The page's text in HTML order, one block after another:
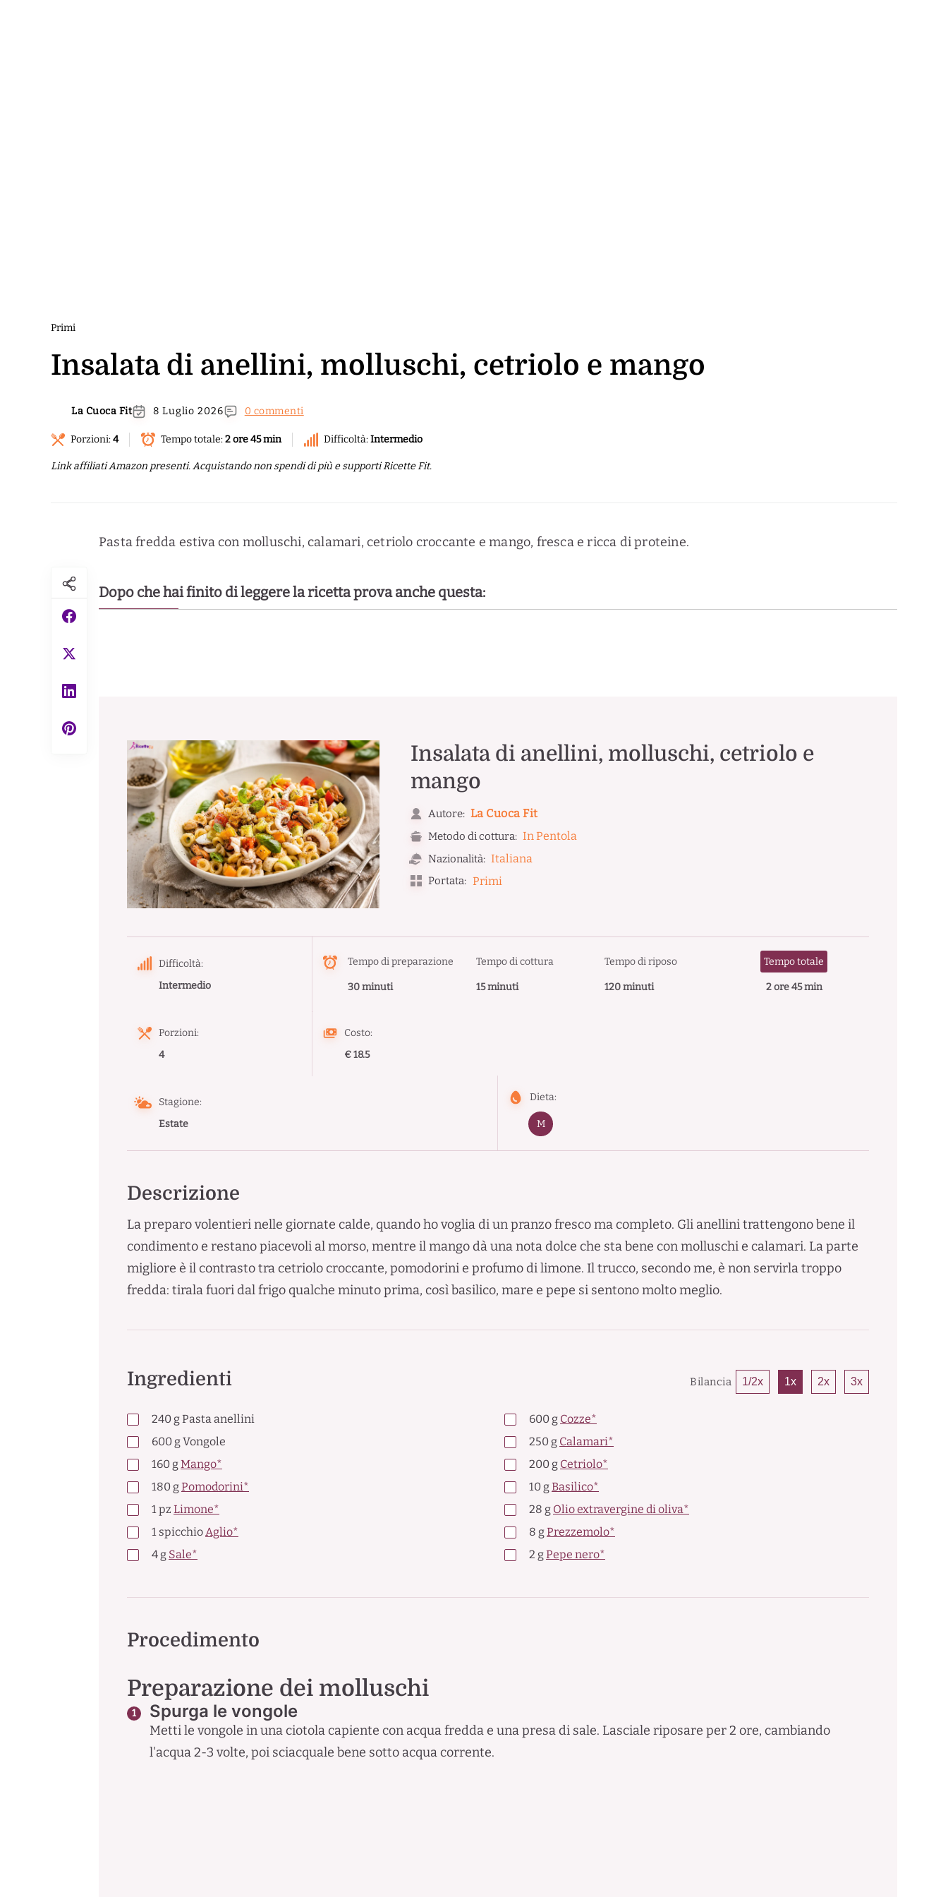
Primi
Insalata di anellini, molluschi, cetriolo e mango
La Cuoca Fit 8 Luglio 2026 0 commenti
Porzioni:4 Tempo totale:2 ore 45 min Difficoltà:Intermedio
Link affiliati Amazon presenti. Acquistando non spendi di più e supporti Ricette Fit.
Pasta fredda estiva con molluschi, calamari, cetriolo croccante e mango, fresca e ricca di proteine.
Dopo che hai finito di leggere la ricetta prova anche questa:
Insalata di anellini, molluschi, cetriolo e
mango
Autore: La Cuoca Fit
Metodo di cottura: In Pentola
Nazionalità: Italiana
Portata: Primi
Difficoltà:
Intermedio
Tempo di preparazione
30 minuti
Tempo di cottura
15 minuti
Tempo di riposo
120 minuti
Tempo totale
2 ore 45 min
Porzioni:
4
Costo:
€ 18.5
Stagione:
Estate
Dieta:
M
Descrizione
La preparo volentieri nelle giornate calde, quando ho voglia di un pranzo fresco ma completo. Gli anellini trattengono bene il
condimento e restano piacevoli al morso, mentre il mango dà una nota dolce che sta bene con molluschi e calamari. La parte
migliore è il contrasto tra cetriolo croccante, pomodorini e profumo di limone. Il trucco, secondo me, è non servirla troppo
fredda: tirala fuori dal frigo qualche minuto prima, così basilico, mare e pepe si sentono molto meglio.
Ingredienti Bilancia 1/2x 1x 2x 3x
240 gPasta anellini 600 g Cozze*
600 gVongole 250 g Calamari*
160 gMango* 200 g Cetriolo*
180 gPomodorini* 10 gBasilico*
1pz Limone* 28 g Olio extravergine di oliva*
1 spicchioAglio* 8 gPrezzemolo*
4 g Sale* 2 gPepe nero*
Procedimento
Preparazione dei molluschi
Spurga le vongole
Metti le vongole in una ciotola capiente con acqua fredda e una presa di sale. Lasciale riposare per 2 ore, cambiando
l'acqua 2-3 volte, poi sciacquale bene sotto acqua corrente.